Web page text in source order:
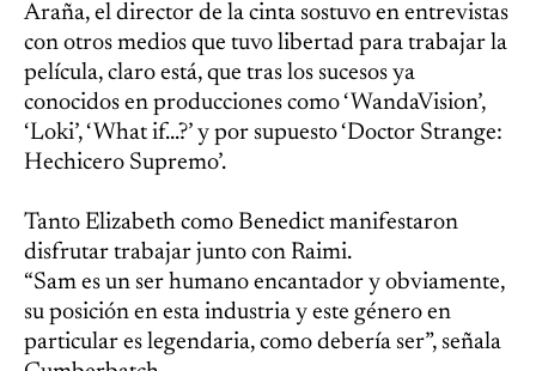
Araña, el director de la cinta sostuvo en entrevistas
con otros medios que tuvo libertad para trabajar la
película, claro está, que tras los sucesos ya
conocidos en producciones como ‘WandaVision’,
‘Loki’, ‘What if...?’ y por supuesto ‘Doctor Strange:
Hechicero Supremo’.
Tanto Elizabeth como Benedict manifestaron
disfrutar trabajar junto con Raimi.
“Sam es un ser humano encantador y obviamente,
su posición en esta industria y este género en
particular es legendaria, como debería ser”, señala